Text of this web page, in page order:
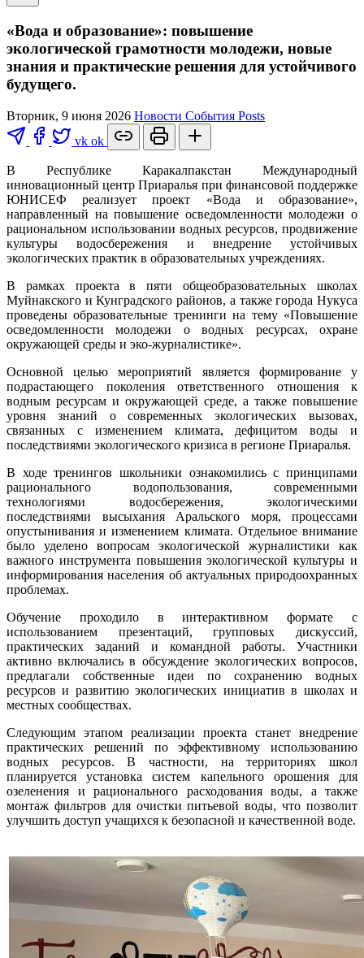
«Вода и образование»: повышение
экологической грамотности молодежи, новые
знания и практические решения для устойчивого
будущего.
Вторник, 9 июня 2026 Новости События Posts
vk ok
В Республике Каракалпакстан Международный
инновационный центр Приаралья при финансовой поддержке
ЮНИСЕФ реализует проект «Вода и образование»,
направленный на повышение осведомленности молодежи о
рациональном использовании водных ресурсов, продвижение
культуры водосбережения и внедрение устойчивых
экологических практик в образовательных учреждениях.
В рамках проекта в пяти общеобразовательных школах
Муйнакского и Кунградского районов, а также города Нукуса
проведены образовательные тренинги на тему «Повышение
осведомленности молодежи о водных ресурсах, охране
окружающей среды и эко-журналистике».
Основной целью мероприятий является формирование у
подрастающего поколения ответственного отношения к
водным ресурсам и окружающей среде, а также повышение
уровня знаний о современных экологических вызовах,
связанных с изменением климата, дефицитом воды и
последствиями экологического кризиса в регионе Приаралья.
В ходе тренингов школьники ознакомились с принципами
рационального водопользования, современными
технологиями водосбережения, экологическими
последствиями высыхания Аральского моря, процессами
опустынивания и изменением климата. Отдельное внимание
было уделено вопросам экологической журналистики как
важного инструмента повышения экологической культуры и
информирования населения об актуальных природоохранных
проблемах.
Обучение проходило в интерактивном формате с
использованием презентаций, групповых дискуссий,
практических заданий и командной работы. Участники
активно включались в обсуждение экологических вопросов,
предлагали собственные идеи по сохранению водных
ресурсов и развитию экологических инициатив в школах и
местных сообществах.
Следующим этапом реализации проекта станет внедрение
практических решений по эффективному использованию
водных ресурсов. В частности, на территориях школ
планируется установка систем капельного орошения для
озеленения и рационального расходования воды, а также
монтаж фильтров для очистки питьевой воды, что позволит
улучшить доступ учащихся к безопасной и качественной воде.